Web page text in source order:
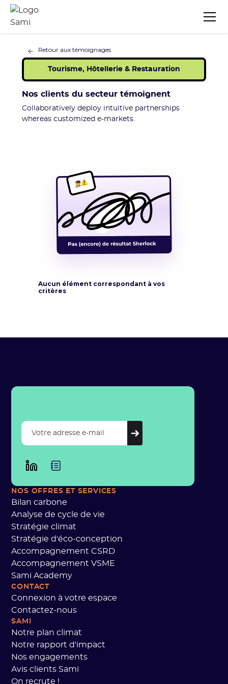
Retour aux témoignages
Tourisme, Hôtellerie & Restauration
Nos clients du secteur témoignent
Collaboratively deploy intuitive partnerships
whereas customized e-markets.
Aucun élément correspondant à vos
critères
NOS OFFRES ET SERVICES
Bilan carbone
Analyse de cycle de vie
Stratégie climat
Stratégie d'éco-conception
Accompagnement CSRD
Accompagnement VSME
Sami Academy
CONTACT
Connexion à votre espace
Contactez-nous
SAMI
Notre plan climat
Notre rapport d'impact
Nos engagements
Avis clients Sami
On recrute !